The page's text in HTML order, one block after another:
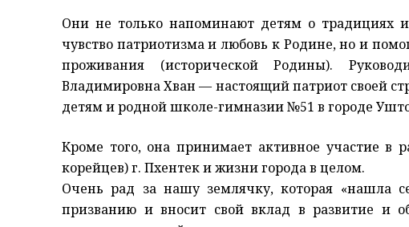
Они не только напоминают детям о традициях
чувство патриотизма и любовь к Родине, но и
проживания (исторической Родины).
Владимировна Хван — настоящий патриот своей
детям и родной школе-гимназии №51 в городе
Кроме того, она принимает активное участие в
корейцев) г. Пхентек и жизни города в целом.
Очень рад за нашу землячку, которая «нашла
призванию и вносит свой вклад в развитие и